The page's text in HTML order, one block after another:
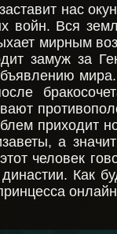
нас
войн. Вся
мирным
замуж за
приходит
а
человек
Как